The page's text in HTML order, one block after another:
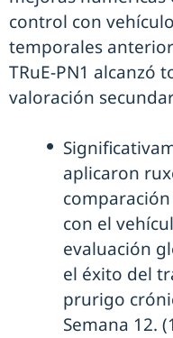
control con
temporales
TRuE-PN1 alcanzó
valoración
aplicaron
con el
evaluación
el éxito del
prurigo
Semana 12.